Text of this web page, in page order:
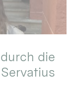
die